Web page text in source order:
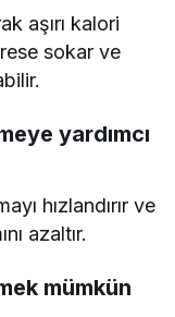
aşırı kalori
sokar ve
yardımcı
hızlandırır ve
azaltır.
mümkün